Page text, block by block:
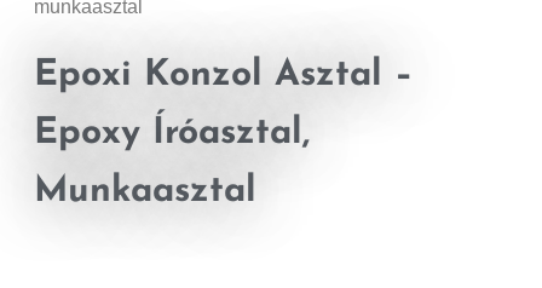
munkaasztal
Epoxi Konzol Asztal –
Epoxy Íróasztal,
Munkaasztal